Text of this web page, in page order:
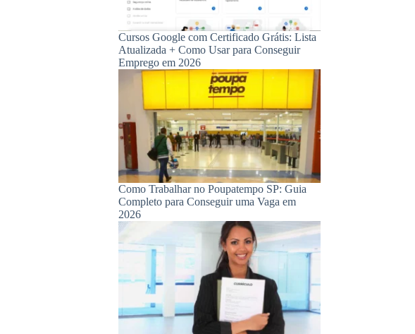
Cursos Google com Certificado Grátis: Lista
Atualizada + Como Usar para Conseguir
Emprego em 2026
Como Trabalhar no Poupatempo SP: Guia
Completo para Conseguir uma Vaga em
2026